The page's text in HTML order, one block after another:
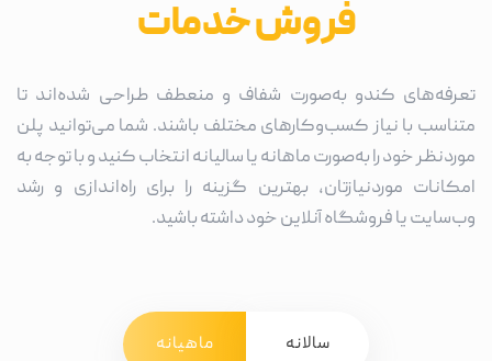
فروش خدمات
تعرفه‌های کندو به‌صورت شفاف و منعطف طراحی شده‌اند تا
متناسب با نیاز کسب‌وکارهای مختلف باشند. شما می‌توانید پلن
موردنظر خود را به‌صورت ماهانه یا سالیانه انتخاب کنید و با توجه به
امکانات موردنیازتان، بهترین گزینه را برای راه‌اندازی و رشد
وب‌سایت یا فروشگاه آنلاین خود داشته باشید.
ماهیانه سالانه